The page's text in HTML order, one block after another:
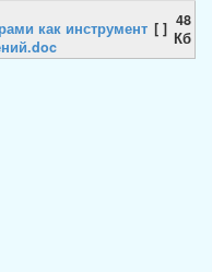
как инструмент [ ] 48
Кб